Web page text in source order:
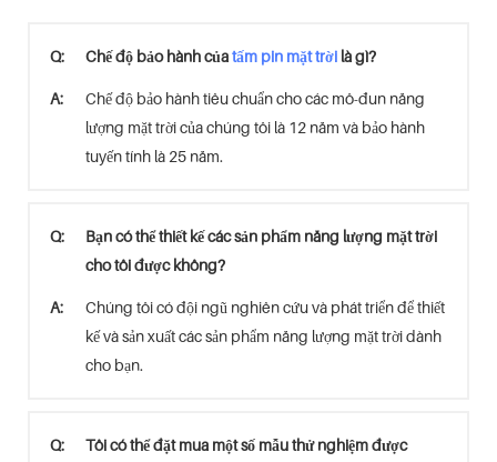
Q: Chế độ bảo hành củatấm pin mặt trời là gì?
A:
Chế độ bảo hành tiêu chuẩn cho các mô-đun năng
lượng mặt trời của chúng tôi là 12 năm và bảo hành
tuyến tính là 25 năm.
Q:
Bạn có thể thiết kế các sản phẩm năng lượng mặt trời
cho tôi được không?
A:
Chúng tôi có đội ngũ nghiên cứu và phát triển để thiết
kế và sản xuất các sản phẩm năng lượng mặt trời dành
cho bạn.
Q:
Tôi có thể đặt mua một số mẫu thử nghiệm được